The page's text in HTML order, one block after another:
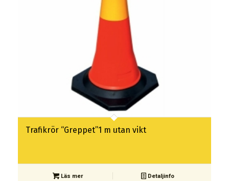
Trafikrör “Greppet”1 m utan vikt
Läs mer Detaljinfo